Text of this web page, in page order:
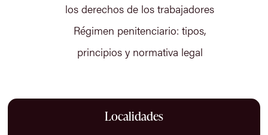
los derechos de los trabajadores
Régimen penitenciario: tipos,
principios y normativa legal
Localidades